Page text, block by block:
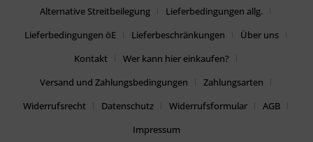
Alternative Streitbeilegung
Lieferbedingungen allg.
Lieferbedingungen öE
Lieferbeschränkungen
Über uns
Kontakt
Wer kann hier einkaufen?
Versand und Zahlungsbedingungen
Zahlungsarten
Widerrufsrecht
Datenschutz Widerrufsformular
AGB
Impressum